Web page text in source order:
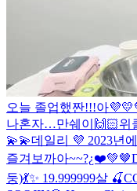
오늘 졸업했짠!!!아
나혼자…만쉐이🙌🏻위
💫💫데일리 💜 2023년
즐겨보까아~~?¿❤️💚🤎
둥)💃✨ 19.999999살 🍒